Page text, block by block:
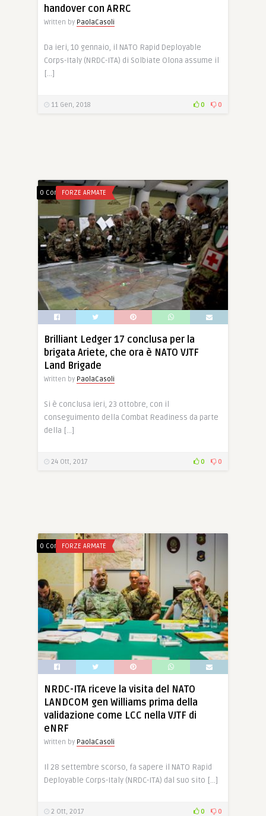
handover con ARRC
Written by PaolaCasoli
Da ieri, 10 gennaio, il NATO Rapid Deployable
Corps-Italy (NRDC-ITA) di Solbiate Olona assume il
[…]
11 Gen, 2018 0 0
0 CommentsFORZE ARMATE
Brilliant Ledger 17 conclusa per la
brigata Ariete, che ora è NATO VJTF
Land Brigade
Written by PaolaCasoli
Si è conclusa ieri, 23 ottobre, con il
conseguimento della Combat Readiness da parte
della […]
24 Ott, 2017 0 0
0 CommentsFORZE ARMATE
NRDC-ITA riceve la visita del NATO
LANDCOM gen Williams prima della
validazione come LCC nella VJTF di
eNRF
Written by PaolaCasoli
Il 28 settembre scorso, fa sapere il NATO Rapid
Deployable Corps-Italy (NRDC-ITA) dal suo sito […]
2 Ott, 2017 0 0